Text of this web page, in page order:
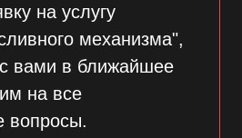
на услугу
механизма",
вами в ближайшее
на все
вопросы.